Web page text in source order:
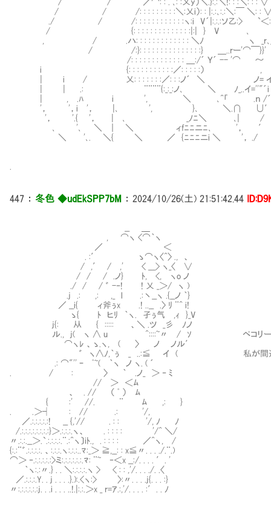
/ / /: : : : : : : : :＼:乂i）: : |:.:､:.:＼:￣ ＼: :
./ / /: : : : : : : : : : : :ヽ:i V´|:.:.:ソ乙:> `＜
/ {: : : : : : : : : : : : : :|:| } V ､ ｀ヽ:
, / .ハ: : : : : : : : : : : : : ＼ﾉ ヽ _r､_
/ /:}: : : : : : : : : : : : : : :} ＿..rー'⌒￣
/: : : : : : : : : : : : : ＿:/´ Ｙ´ -- '⌒
i {: : : : : : : : : : :／: : : : :）
| i / 乂: : : : : : :／: : :ノ´ ＼ ノ=
| | .: ¨¨¨¨{:_:_:ノ､ ＼ ﾉ_..イ
| , .ﾊ i ', ＼ ､^「 .ｎ /´
'， '，i '， |､ ', }､ ＼.∩ ∪′ /
'， '.{ '， | ､ _ﾉﾆ＼ ､| / ./ ＜
､ '､ ＼ ｜ ＼ ィfﾆﾆニﾆ､ '， ′
＼ '､. ＼{ ＼ ／ {ﾆﾆﾆニi ＼ '，
447 ： 冬色 ◆udEkSPP7bM ： 2024/10/26(土) 21:51:42.44
, ⌒ヽ <⌒｀ヽ
／ ＜
. :′ ゝ⌒ヽ〈^〉 ., 、
/ ,′ / ,' < ___> ヽ_〈 ∨
/ / / .ノ} ﾄ, <, ヽo ノ
./ / / ゛ -‐! ! 乂 _＞/ ヽ )
.j .: ,: ,_ l .:丶__ヽ .{__ノ ｀}
／ __i{ ィ斧ぅx .! ..__ .〉 ﾘ ¨^ i!
ゝ{ ﾄ ヒﾘ ｀ヽ. 孑ぅ气 ,ｨ }_V
j{: 从 { ::::: 、＼ .ツ _彡 ﾉノ
ル., j( ヽ ∧ u ^::::~〃 / ｿ ペコリーヌ様、奴隷さん
⌒ヽﾚ 、ゝ.ヽ, ( 〉 ノ ノル′
゛ ヽ∧ﾉ,｀ぅ _ ..:≦ イ ( 私が間違っている
.: ⌒"'' ｰ ﾟ~( ｀ヽ ノ ヽ. ( ´
. / : 〉 ｀ .ノ_ ＞ ‐ ﾐ
// ＞ ＜ﾑ
、 . // （ ﾟ ） ﾑ
{ :' //. ¨ ﾑ ,: }
. .＞┤ : // .: '/,
／.:.:.:.:.:! __ {,'// . : : '/, ﾉ ﾉ
/.:.:.:.:.:.:.:.:}＞.:.:.:.ヽ、 . : : : : '/^ ＼/
〃.:.:.__＞.`.:.:.:.:.¨.:^ヽ〕iﾄ., . : : : : ／^ヽ, /
{:.:¨゛.:.:.:.:. 、:.:.:.ヽ:.:.:..ﾏ:_＞ ≧,__: : x≦〃. . . ./.¨.)
⌒＞ ‐.:.:.:.:.:>ミ:.:.:.:.:.:.ﾏ: ¨~ ‐＜x __:/. . . . ′. '
｀ヽ:.:〃.} . . ＼:.:.:.:.ヽ > < : : ,'/. . . ./. .〈
／.:.:.:.Y. . j . . . .}.):.<ヽ:> 〉:〃. . . .j{. . . :}
〃:.:.:.:.:.:j. . .i . . . ..!.|:.:.＞x _ r=ｱ.:,'/. . . . :′. . ﾉ